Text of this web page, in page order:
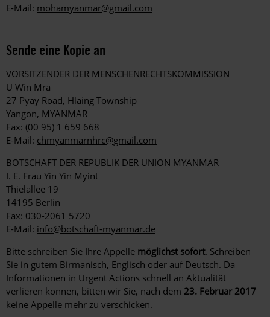
E-Mail: mohamyanmar@gmail.com
Sende eine Kopie an
VORSITZENDER DER MENSCHENRECHTSKOMMISSION
U Win Mra
27 Pyay Road, Hlaing Township
Yangon, MYANMAR
Fax: (00 95) 1 659 668
E-Mail: chmyanmarnhrc@gmail.com
BOTSCHAFT DER REPUBLIK DER UNION MYANMAR
I. E. Frau Yin Yin Myint
Thielallee 19
14195 Berlin
Fax: 030-2061 5720
E-Mail: info@botschaft-myanmar.de
Bitte schreiben Sie Ihre Appelle möglichst sofort. Schreiben
Sie in gutem Birmanisch, Englisch oder auf Deutsch. Da
Informationen in Urgent Actions schnell an Aktualität
verlieren können, bitten wir Sie, nach dem 23. Februar 2017
keine Appelle mehr zu verschicken.